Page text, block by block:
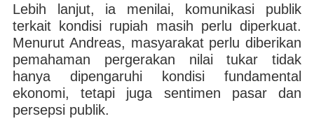
Lebih lanjut, ia menilai, komunikasi publik
terkait kondisi rupiah masih perlu diperkuat.
Menurut Andreas, masyarakat perlu diberikan
pemahaman pergerakan nilai tukar tidak
hanya dipengaruhi kondisi fundamental
ekonomi, tetapi juga sentimen pasar dan
persepsi publik.